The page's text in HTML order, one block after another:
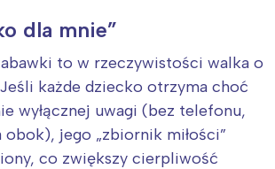
dla mnie”
to w rzeczywistości walka o
każde dziecko otrzyma choć
wyłącznej uwagi (bez telefonu,
obok), jego „zbiornik miłości”
co zwiększy cierpliwość